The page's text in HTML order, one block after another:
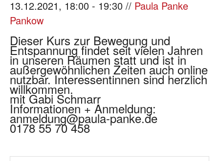
13.12.2021, 18:00 - 19:30 // Paula Panke
Pankow
Dieser Kurs zur Bewegung und
Entspannung findet seit vielen Jahren
in unseren Räumen statt und ist in
außergewöhnlichen Zeiten auch online
nutzbar. Interessentinnen sind herzlich
willkommen.
mit Gabi Schmarr
Informationen + Anmeldung:
anmeldung@paula-panke.de
0178 55 70 458